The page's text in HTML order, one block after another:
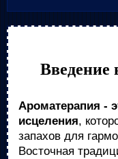
Введение
Ароматерапия -
исцеления,
запахов для
Восточная